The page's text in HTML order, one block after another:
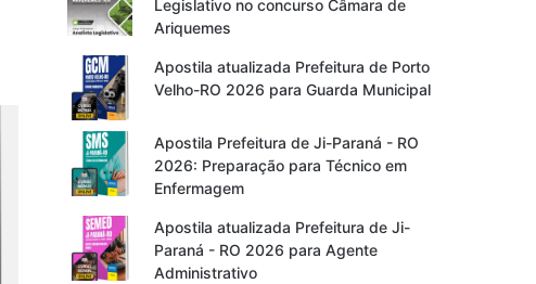
Legislativo no concurso Câmara de
Ariquemes
Apostila atualizada Prefeitura de Porto
Velho-RO 2026 para Guarda Municipal
Apostila Prefeitura de Ji-Paraná - RO
2026: Preparação para Técnico em
Enfermagem
Apostila atualizada Prefeitura de Ji-
Paraná - RO 2026 para Agente
Administrativo